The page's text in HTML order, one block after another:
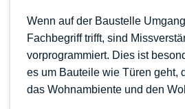
Wenn auf der Baustelle
Fachbegriff trifft, sind
vorprogrammiert. Dies ist
es um Bauteile wie Türen geht,
das Wohnambiente und den